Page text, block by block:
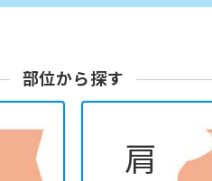
部位から探す
肩